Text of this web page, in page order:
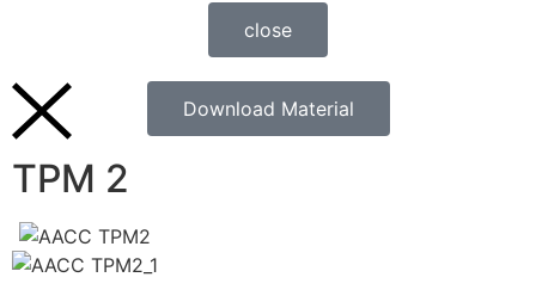
close
Download Material
TPM 2